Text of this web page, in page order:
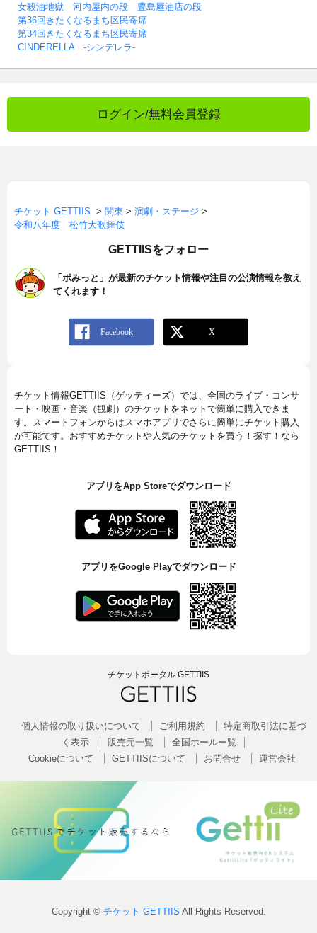
女殺油地獄 河内屋内の段 豊島屋油店の段
第36回きたくなるまち区民寄席
第34回きたくなるまち区民寄席
CINDERELLA -シンデレラ-
ログイン/無料会員登録
チケット GETTIIS > 関東 > 演劇・ステージ >
令和八年度 松竹大歌舞伎
GETTIISをフォロー
「ポみっと」が最新のチケット情報や注目の公演情報を教え
てくれます！
チケット情報GETTIIS（ゲッティーズ）では、全国のライブ・コンサ
ート・映画・音楽（観劇）のチケットをネットで簡単に購入できま
す。スマートフォンからはスマホアプリでさらに簡単にチケット購入
が可能です。おすすめチケットや人気のチケットを買う！探す！なら
GETTIIS！
アプリをApp Storeでダウンロード
アプリをGoogle Playでダウンロード
チケットポータル GETTIIS
個人情報の取り扱いについて ご利用規約
特定商取引法に基づ
く表示
販売元一覧
全国ホールー覧
Cookieについて
GETTIISについて お問合せ 運営会社
Copyright © チケット GETTIIS All Rights Reserved.